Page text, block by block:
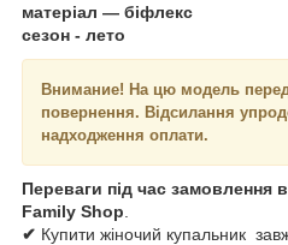
матеріал — біфлекс
сезон - лето
Внимание! На цю модель
повернення. Відсилання
надходження оплати.
Переваги під час замовлення
Family Shop
✔ Купити жіночий купальник